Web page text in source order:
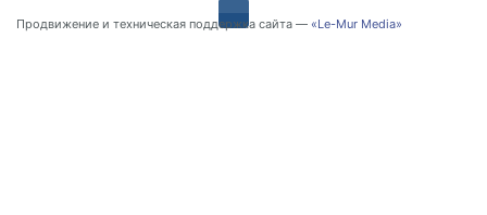
Продвижение и техническая поддержка сайта — «Le-Mur Media»